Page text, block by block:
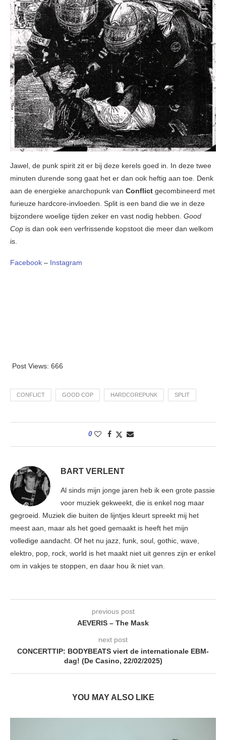
Jawel, de punk spirit zit er bij deze kerels goed in. In deze twee
minuten durende song gaat het er dan ook heftig aan toe. Denk
aan de energieke anarchopunk van Conflict gecombineerd met
furieuze hardcore-invloeden. Split is een band die we in deze
bijzondere woelige tijden zeker en vast nodig hebben. Good
Cop is dan ook een verfrissende kopstoot die meer dan welkom
is.
Facebook – Instagram
Post Views: 666
CONFLICT GOOD COP HARDCOREPUNK SPLIT
0
BART VERLENT
Al sinds mijn jonge jaren heb ik een grote passie
voor muziek gekweekt, die is enkel nog maar
gegroeid. Muziek die buiten de lijntjes kleurt spreekt mij het
meest aan, maar als het goed gemaakt is heeft het mijn
volledige aandacht. Of het nu jazz, funk, soul, gothic, wave,
elektro, pop, rock, world is het maakt niet uit genres zijn er enkel
om in vakjes te stoppen, en daar hou ik niet van.
previous post
AEVERIS – The Mask
next post
CONCERTTIP: BODYBEATS viert de internationale EBM-
dag! (De Casino, 22/02/2025)
YOU MAY ALSO LIKE